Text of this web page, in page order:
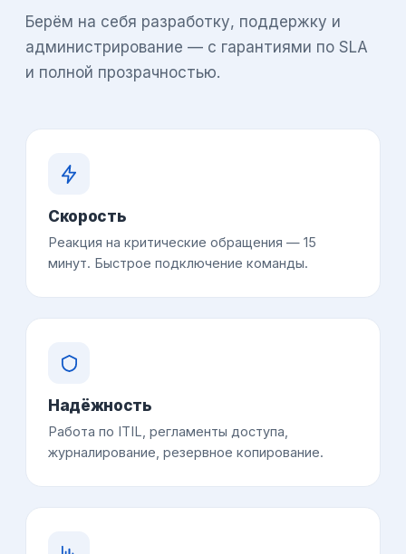
Берём на себя разработку, поддержку и
администрирование — с гарантиями по SLA
и полной прозрачностью.
Скорость
Реакция на критические обращения — 15
минут. Быстрое подключение команды.
Надёжность
Работа по ITIL, регламенты доступа,
журналирование, резервное копирование.